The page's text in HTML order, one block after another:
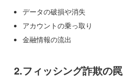
データの破損や消失
アカウントの乗っ取り
金融情報の流出
2.フィッシング詐欺の罠